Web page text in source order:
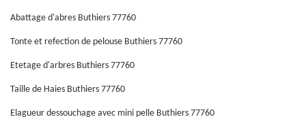
Abattage d'abres Buthiers 77760
Tonte et refection de pelouse Buthiers 77760
Etetage d'arbres Buthiers 77760
Taille de Haies Buthiers 77760
Elagueur dessouchage avec mini pelle Buthiers 77760